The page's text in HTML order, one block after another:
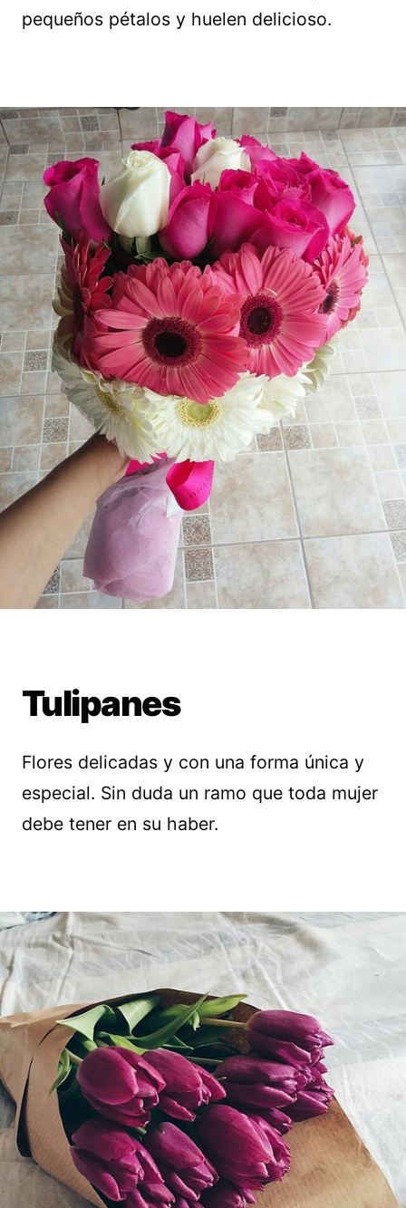
pequeños pétalos y huelen delicioso.
Tulipanes
Flores delicadas y con una forma única y
especial. Sin duda un ramo que toda mujer
debe tener en su haber.